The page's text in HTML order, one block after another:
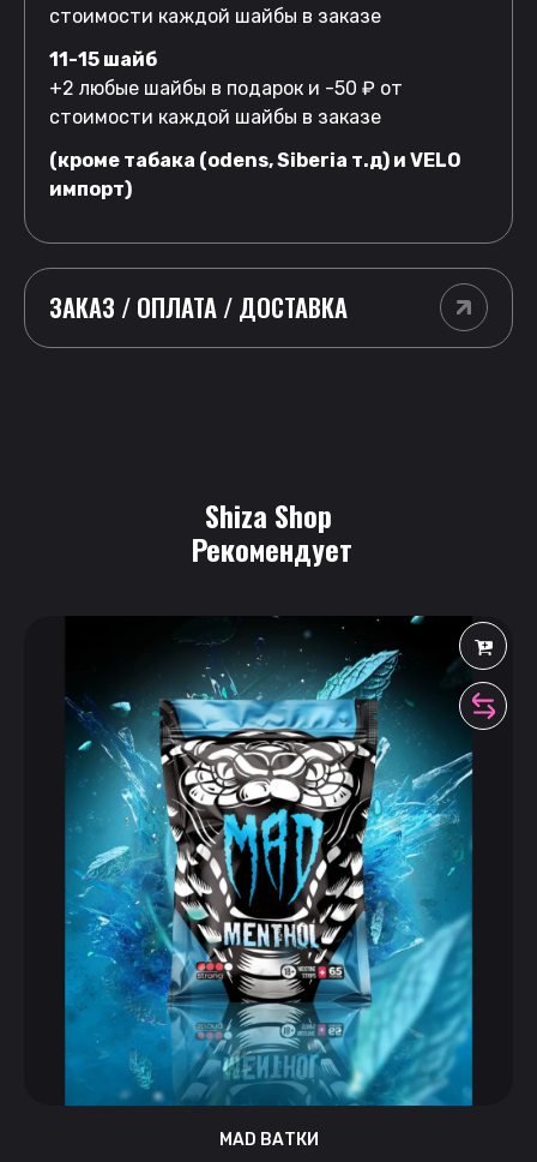
стоимости каждой шайбы в заказе
11-15 шайб
+2 любые шайбы в подарок и -50 ₽ от
стоимости каждой шайбы в заказе
(кроме табака (odens, Siberia т.д) и VELO
импорт)
ЗАКАЗ / ОПЛАТА / ДОСТАВКА
Shiza Shop
Рекомендует
MAD ВАТКИ